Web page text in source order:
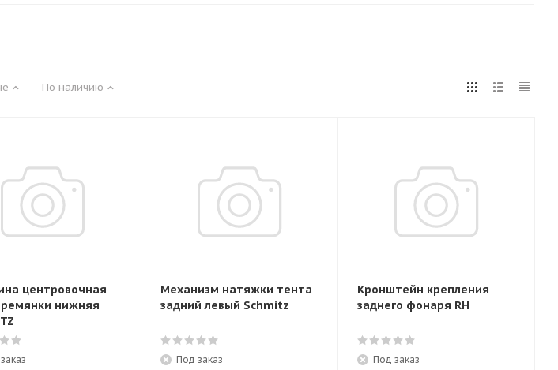
По наличию
центровочная
нижняя
Механизм натяжки тента
задний левый Schmitz
Под заказ
Кронштейн крепления
заднего фонаря RH
Под заказ